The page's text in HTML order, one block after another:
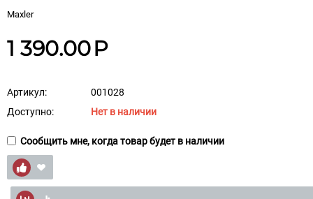
Maxler
1 390.00Р
Артикул:
001028
Доступно:
Нет в наличии
Сообщить мне, когда товар будет в наличии